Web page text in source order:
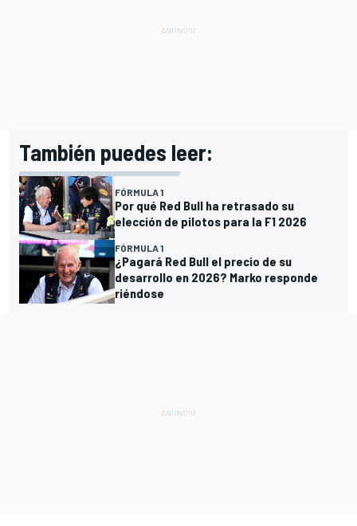
También puedes leer:
FÓRMULA 1
Por qué Red Bull ha retrasado su
elección de pilotos para la F1 2026
FÓRMULA 1
¿Pagará Red Bull el precio de su
desarrollo en 2026? Marko responde
riéndose